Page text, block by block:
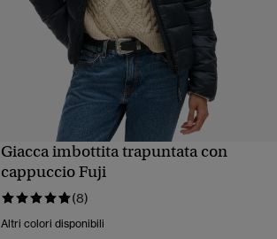
VISUALIZZAZIONE RAPIDA
Giacca imbottita trapuntata con
cappuccio Fuji
(8)
Altri colori disponibili